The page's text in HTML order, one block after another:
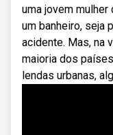
uma jovem
um banheiro, seja
acidente. Mas, na
maioria dos
lendas urbanas,